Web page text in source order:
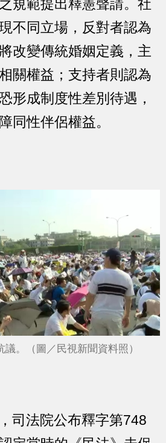
規範提出釋憲聲請。社
不同立場，反對者認為
改變傳統婚姻定義，主
關權益；支持者則認為
形成制度性差別待遇，
同性伴侶權益。
。（圖／民視新聞資料照）
司法院公布釋字第748